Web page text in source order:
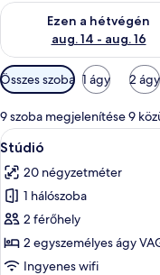
Ezen a hétvégén
aug. 14 - aug. 16
A mostani hétvégi
Szobákhoz
rendelkezésre
álló
szűrők
Összes szoba 1 ágy 2 ágy
9 szoba megjelenítése 9
A
következő
szoba
összes
képének
megtekintése:
Stúdió
7
Stúdió
20 négyzetméter
1 hálószoba
2 férőhely
2 egyszemélyes ágy
Ingyenes wifi